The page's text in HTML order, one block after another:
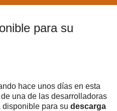
para su
hace unos días en esta
una de las desarrolladoras
disponible para su descarga